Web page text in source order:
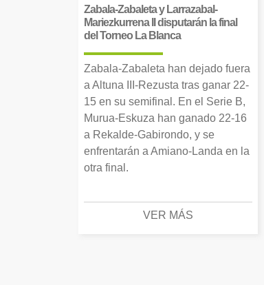
Zabala-Zabaleta y Larrazabal-
Mariezkurrena II disputarán la final
del Torneo La Blanca
Zabala-Zabaleta han dejado fuera
a Altuna III-Rezusta tras ganar 22-
15 en su semifinal. En el Serie B,
Murua-Eskuza han ganado 22-16
a Rekalde-Gabirondo, y se
enfrentarán a Amiano-Landa en la
otra final.
VER MÁS